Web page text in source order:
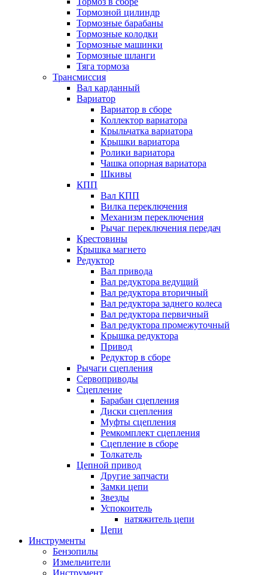
Тормозной цилиндр
Тормозные барабаны
Тормозные колодки
Тормозные машинки
Тормозные шланги
Тяга тормоза
Трансмиссия
Вал карданный
Вариатор
Вариатор в сборе
Коллектор вариатора
Крыльчатка вариатора
Крышки вариатора
Ролики вариатора
Чашка опорная вариатора
Шкивы
КПП
Вал КПП
Вилка переключения
Механизм переключения
Рычаг переключения передач
Крестовины
Крышка магнето
Редуктор
Вал привода
Вал редуктора ведущий
Вал редуктора вторичный
Вал редуктора заднего колеса
Вал редуктора первичный
Вал редуктора промежуточный
Крышка редуктора
Привод
Редуктор в сборе
Рычаги сцепления
Сервоприводы
Сцепление
Барабан сцепления
Диски сцепления
Муфты сцепления
Ремкомплект сцепления
Сцепление в сборе
Толкатель
Цепной привод
Другие запчасти
Замки цепи
Звезды
Успокоитель
натяжитель цепи
Цепи
Инструменты
Бензопилы
Измельчители
Инструмент